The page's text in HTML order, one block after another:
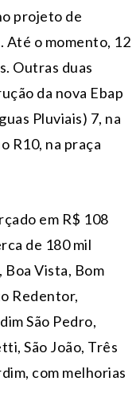
projeto de
Até o momento, 12
Outras duas
da nova Ebap
Pluviais) 7, na
R10, na praça
em R$ 108
de 180 mil
Vista, Bom
Redentor,
São Pedro,
São João, Três
com melhorias